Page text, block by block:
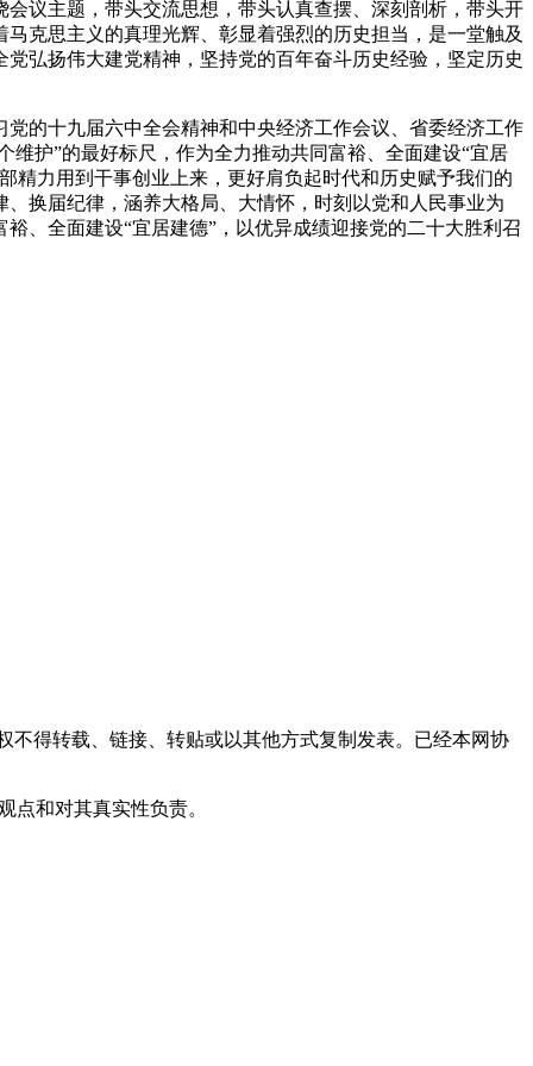
议主题，带头交流思想，带头认真查摆、深刻剖析，带头开
克思主义的真理光辉、彰显着强烈的历史担当，是一堂触及
弘扬伟大建党精神，坚持党的百年奋斗历史经验，坚定历史
的十九届六中全会精神和中央经济工作会议、省委经济工作
护”的最好标尺，作为全力推动共同富裕、全面建设“宜居
精力用到干事创业上来，更好肩负起时代和历史赋予我们的
换届纪律，涵养大格局、大情怀，时刻以党和人民事业为
、全面建设“宜居建德”，以优异成绩迎接党的二十大胜利召
得转载、链接、转贴或以其他方式复制发表。已经本网协
和对其真实性负责。